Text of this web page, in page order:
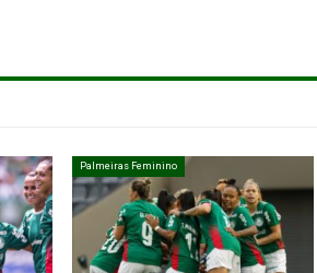
Palmeiras Feminino